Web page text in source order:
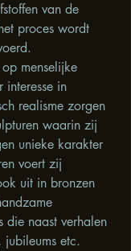
van de
proces wordt
menselijke
interesse in
realisme zorgen
waarin zij
unieke karakter
voert zij
uit in bronzen
die naast verhalen
etc.